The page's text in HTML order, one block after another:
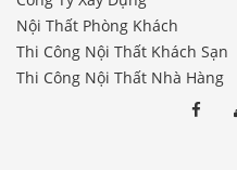
Nội Thất Phòng Khách
Thi Công Nội Thất Khách Sạn
Thi Công Nội Thất Nhà Hàng